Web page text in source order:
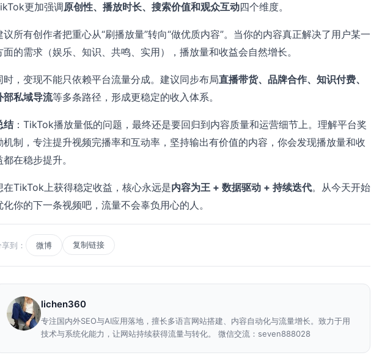
更加强调原创性、播放时长、搜索价值和观众互动四个维度。
议所有创作者把重心从“刷播放量”转向“做优质内容”。当你的内容真正解决了用户某一
面的需求（娱乐、知识、共鸣、实用），播放量和收益会自然增长。
时，变现不能只依赖平台流量分成。建议同步布局直播带货、品牌合作、知识付费、
部私域导流等多条路径，形成更稳定的收入体系。
结：TikTok播放量低的问题，最终还是要回归到内容质量和运营细节上。理解平台奖
机制，专注提升视频完播率和互动率，坚持输出有价值的内容，你会发现播放量和收
都在稳步提升。
在TikTok上获得稳定收益，核心永远是内容为王 + 数据驱动 + 持续迭代。从今天开始
化你的下一条视频吧，流量不会辜负用心的人。
到： 微博 复制链接
lichen360
专注国内外SEO与AI应用落地，擅长多语言网站搭建、内容自动化与流量增长。致力于用
技术与系统化能力，让网站持续获得流量与转化。 微信交流：seven888028